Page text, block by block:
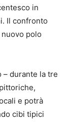
in
Il confronto
polo
– durante la tre
e potrà
cibi tipici